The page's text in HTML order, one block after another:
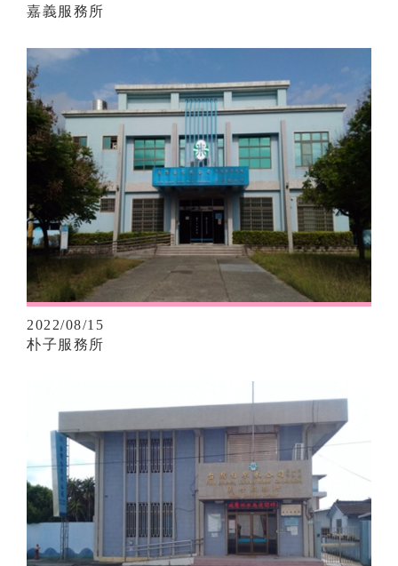
嘉義服務所
2022/08/15
朴子服務所